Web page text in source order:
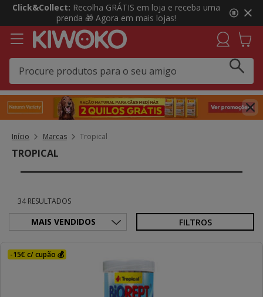
3
3,
mensagem,
Click&Collect: Recolha GRÁTIS em loja e receba uma
prenda 🎁 Agora em mais lojas!
Início Marcas Tropical
TROPICAL
34 RESULTADOS
FILTROS
-15€ c/ cupão 💰